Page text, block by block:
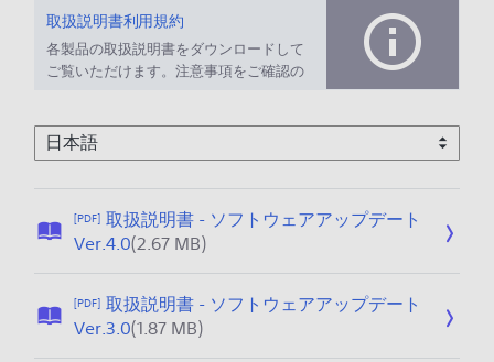
取扱説明書利用規約
各製品の取扱説明書をダウンロードして
ご覧いただけます。注意事項をご確認の
[PDF] 取扱説明書 - ソフトウェアアップデート
Ver.4.0(2.67 MB)公
[PDF] 取扱説明書 - ソフトウェアアップデート
Ver.3.0(1.87 MB)公